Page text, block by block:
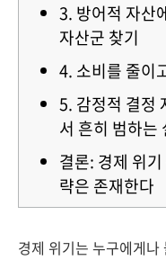
3. 방어적 자산
자산군 찾기
4. 소비를 줄이
5. 감정적 결정
서 흔히 범하는
결론: 경제 위
략은 존재한다
경제 위기는 누구에게